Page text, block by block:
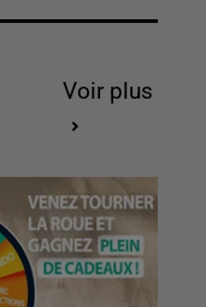
Voir plus